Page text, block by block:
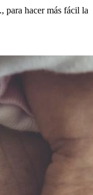
para hacer más fácil la